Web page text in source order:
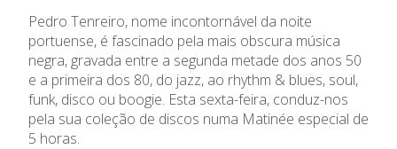
Pedro Tenreiro, nome incontornável da noite
portuense, é fascinado pela mais obscura música
negra, gravada entre a segunda metade dos anos 50
e a primeira dos 80, do jazz, ao rhythm & blues, soul,
funk, disco ou boogie. Esta sexta-feira, conduz-nos
pela sua coleção de discos numa Matinée especial de
5 horas.